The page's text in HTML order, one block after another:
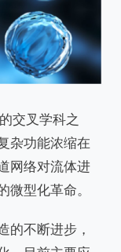
交叉学科之
杂功能浓缩在
网络对流体进
微型化革命。
的不断进步，